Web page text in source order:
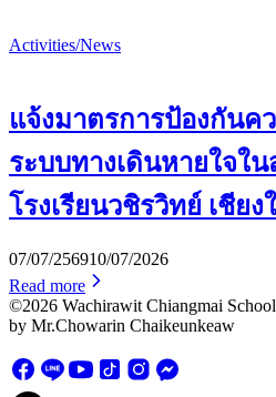
Activities/News
แจ้งมาตรการป้องกัน
ระบบทางเดินหายใจใ
โรงเรียนวชิรวิทย์ เชียง
07/07/256910/07/2026
Read more
©2026 Wachirawit Chiangmai
by Mr.Chowarin Chaikeunkeaw